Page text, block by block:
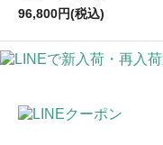
96,800円(税込)